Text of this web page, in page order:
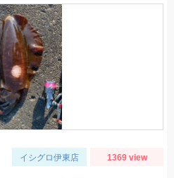
イシグロ伊東店 1369 view